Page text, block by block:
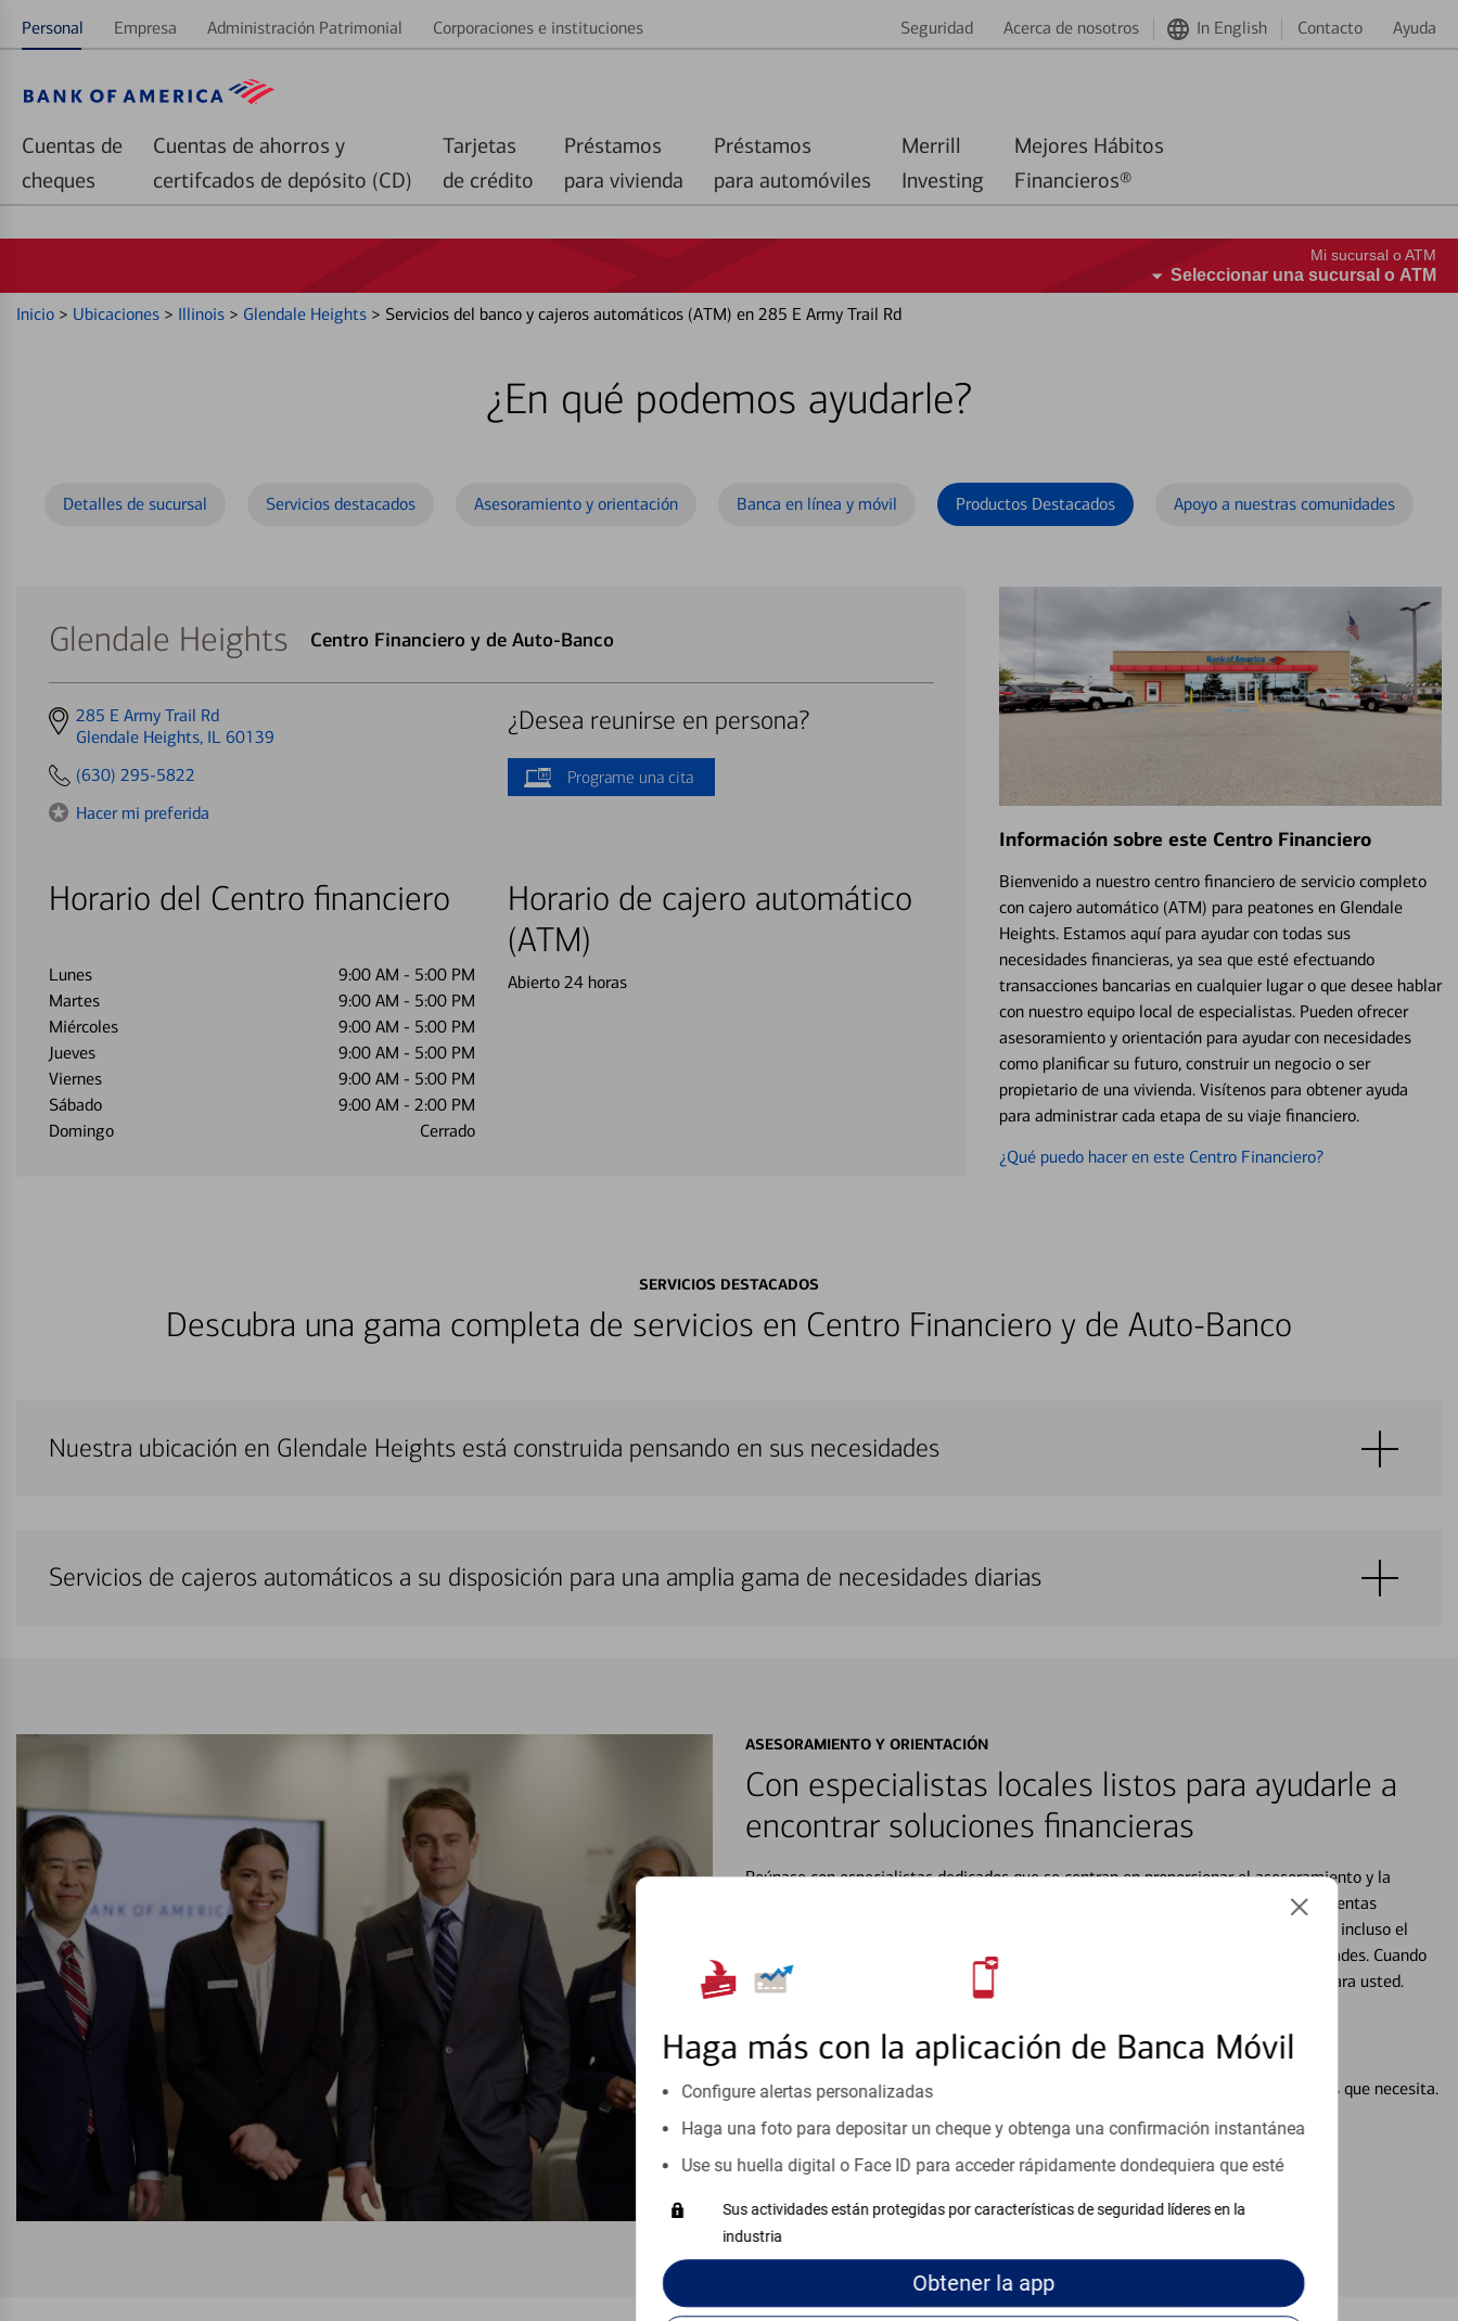
Personal Empresa Administración Patrimonial Corporaciones e instituciones Seguridad Acerca de nosotros In English Contacto Ayuda
Cuentas de
cheques
Cuentas de ahorros y
certifcados de depósito (CD)
Tarjetas
de crédito
Préstamos
para vivienda
Préstamos
para automóviles
Merrill
Investing
Mejores Hábitos
Financieros®
Haga más con la aplicación de Banca Móvil
Configure alertas personalizadas
Haga una foto para depositar un cheque y obtenga una confirmación instantánea
Use su huella digital o Face ID para acceder rápidamente dondequiera que esté
Sus actividades están protegidas por características de seguridad líderes en la
industria
Obtenerla app
Mi sucursal o ATM
Seleccionar una sucursal o ATM
Inicio > Ubicaciones > Illinois > Glendale Heights > Servicios del banco y cajeros automáticos (ATM) en 285 E Army Trail Rd
¿En qué podemos ayudarle?
Detalles de sucursal Servicios destacados Asesoramiento y orientación Banca en línea y móvil Productos Destacados Apoyo a nuestras comunidades
Glendale Heights Centro Financiero y de Auto-Banco
Get
directions
285 E Army Trail Rd
Glendale Heights, IL 60139
(630) 295-5822
Hacer mi preferida
Horario del Centro financiero
Lunes 9:00 AM - 5:00 PM
Martes
9:00 AM - 5:00 PM
Miércoles
9:00 AM - 5:00 PM
Jueves
9:00 AM - 5:00 PM
Viernes
9:00 AM - 5:00 PM
Sábado
9:00 AM - 2:00 PM
Domingo
Cerrado
¿Desea reunirse en persona?
Programe una cita
Horario de cajero automático
(ATM)
Abierto 24 horas
Información sobre este Centro Financiero
Bienvenido a nuestro centro financiero de servicio completo
con cajero automático (ATM) para peatones en Glendale
Heights. Estamos aquí para ayudar con todas sus
necesidades financieras, ya sea que esté efectuando
transacciones bancarias en cualquier lugar o que desee hablar
con nuestro equipo local de especialistas. Pueden ofrecer
asesoramiento y orientación para ayudar con necesidades
como planificar su futuro, construir un negocio o ser
propietario de una vivienda. Visítenos para obtener ayuda
para administrar cada etapa de su viaje financiero.
¿Qué puedo hacer en este Centro Financiero?
SERVICIOS DESTACADOS
Descubra una gama completa de servicios en Centro Financiero y de Auto-Banco
Nuestra ubicación en Glendale Heights está construida pensando en sus necesidades
Servicios de cajeros automáticos a su disposición para una amplia gama de necesidades diarias
ASESORAMIENTO Y ORIENTACIÓN
Con especialistas locales listos para ayudarle a
encontrar soluciones financieras
Reúnase con especialistas dedicados que se centran en proporcionar el asesoramiento y la
orientación que necesita, en cualquier situación en su vida financiera. Desde sus cuentas
personales, hasta el ahorro para grandes compras, la planificación para su futuro, e incluso el
inicio o crecimiento de su negocio, su futuro se mueve de acuerdo con sus necesidades. Cuando
esté listo, un especialista trabajará con usted en un momento que sea adecuado para usted.
Programe una cita
Vea si nuestro centro de ayuda en línea puede ayudar a proporcionar las respuestas que necesita.